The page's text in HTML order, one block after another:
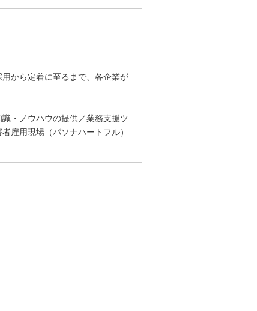
から定着に至るまで、各企業が
・ノウハウの提供／業務支援ツ
雇用現場（パソナハートフル）